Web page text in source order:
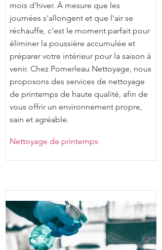
mois d'hiver. À mesure que les
journées s'allongent et que l'air se
réchauffe, c'est le moment parfait pour
éliminer la poussière accumulée et
préparer votre intérieur pour la saison à
venir. Chez Pomerleau Nettoyage, nous
proposons des services de nettoyage
de printemps de haute qualité, afin de
vous offrir un environnement propre,
sain et agréable.
Nettoyage de printemps